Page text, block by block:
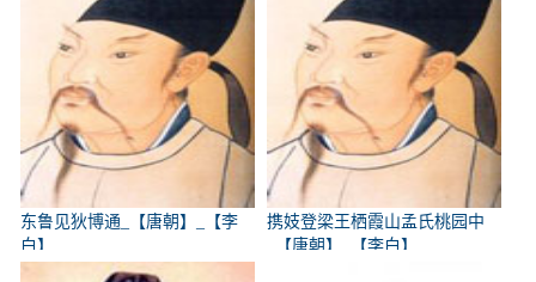
东鲁见狄博通_【唐朝】_【李
白】
携妓登梁王栖霞山孟氏桃园中
_【唐朝】_【李白】